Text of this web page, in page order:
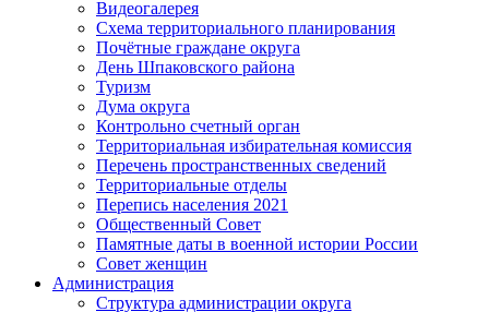
Видеогалерея
Схема территориального планирования
Почётные граждане округа
День Шпаковского района
Туризм
Дума округа
Контрольно счетный орган
Территориальная избирательная комиссия
Перечень пространственных сведений
Территориальные отделы
Перепись населения 2021
Общественный Совет
Памятные даты в военной истории России
Совет женщин
Администрация
Структура администрации округа